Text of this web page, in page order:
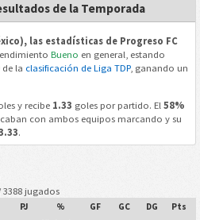
de la Temporada
las estadísticas de Progreso FC
Bueno en general, estando
de la clasificación de Liga TDP, ganando un
y recibe 1.33 goles por partido. El 58%
con ambos equipos marcando y su
.
3388 jugados
PJ
%
GF GC DG Pts